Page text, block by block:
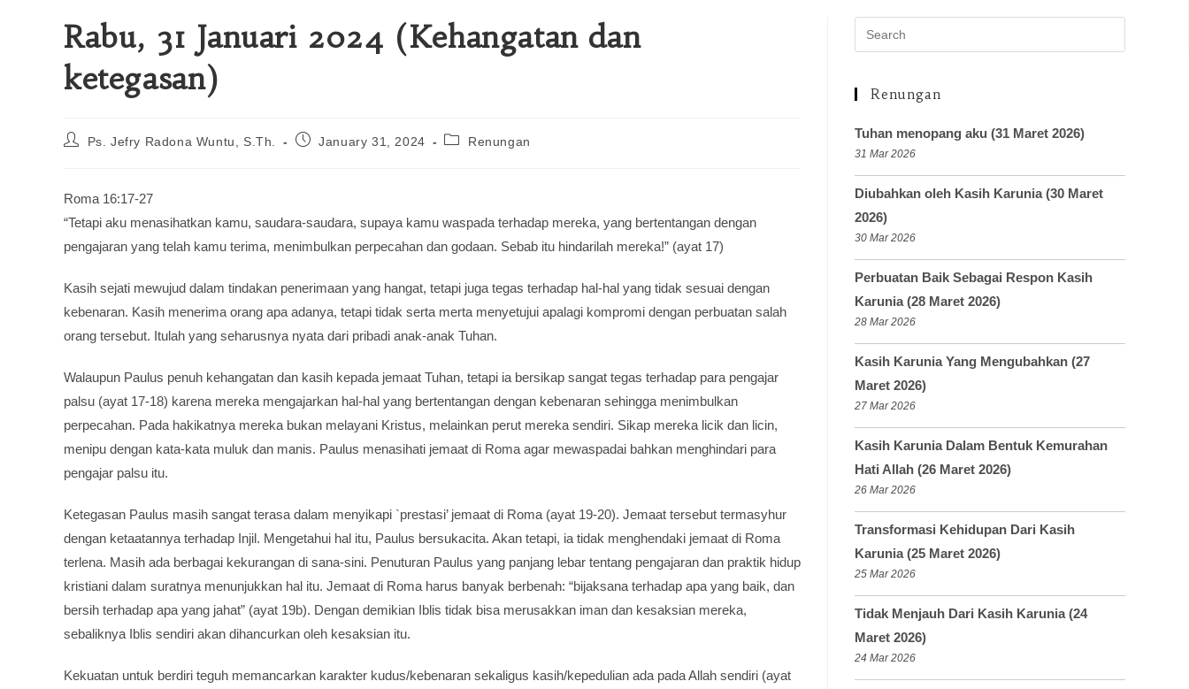
Rabu, 31 Januari 2024 (Kehangatan dan
ketegasan)
Ps. Jefry Radona Wuntu, S.Th. January 31, 2024 Renungan
Roma 16:17-27
“Tetapi aku menasihatkan kamu, saudara-saudara, supaya kamu waspada terhadap mereka, yang bertentangan dengan
pengajaran yang telah kamu terima, menimbulkan perpecahan dan godaan. Sebab itu hindarilah mereka!” (ayat 17)
Kasih sejati mewujud dalam tindakan penerimaan yang hangat, tetapi juga tegas terhadap hal-hal yang tidak sesuai dengan
kebenaran. Kasih menerima orang apa adanya, tetapi tidak serta merta menyetujui apalagi kompromi dengan perbuatan salah
orang tersebut. Itulah yang seharusnya nyata dari pribadi anak-anak Tuhan.
Walaupun Paulus penuh kehangatan dan kasih kepada jemaat Tuhan, tetapi ia bersikap sangat tegas terhadap para pengajar
palsu (ayat 17-18) karena mereka mengajarkan hal-hal yang bertentangan dengan kebenaran sehingga menimbulkan
perpecahan. Pada hakikatnya mereka bukan melayani Kristus, melainkan perut mereka sendiri. Sikap mereka licik dan licin,
menipu dengan kata-kata muluk dan manis. Paulus menasihati jemaat di Roma agar mewaspadai bahkan menghindari para
pengajar palsu itu.
Ketegasan Paulus masih sangat terasa dalam menyikapi `prestasi’ jemaat di Roma (ayat 19-20). Jemaat tersebut termasyhur
dengan ketaatannya terhadap Injil. Mengetahui hal itu, Paulus bersukacita. Akan tetapi, ia tidak menghendaki jemaat di Roma
terlena. Masih ada berbagai kekurangan di sana-sini. Penuturan Paulus yang panjang lebar tentang pengajaran dan praktik hidup
kristiani dalam suratnya menunjukkan hal itu. Jemaat di Roma harus banyak berbenah: “bijaksana terhadap apa yang baik, dan
bersih terhadap apa yang jahat” (ayat 19b). Dengan demikian Iblis tidak bisa merusakkan iman dan kesaksian mereka,
sebaliknya Iblis sendiri akan dihancurkan oleh kesaksian itu.
Kekuatan untuk berdiri teguh memancarkan karakter kudus/kebenaran sekaligus kasih/kepedulian ada pada Allah sendiri (ayat
Renungan
Tuhan menopang aku (31 Maret 2026)
31 Mar 2026
Diubahkan oleh Kasih Karunia (30 Maret
2026)
30 Mar 2026
Perbuatan Baik Sebagai Respon Kasih
Karunia (28 Maret 2026)
28 Mar 2026
Kasih Karunia Yang Mengubahkan (27
Maret 2026)
27 Mar 2026
Kasih Karunia Dalam Bentuk Kemurahan
Hati Allah (26 Maret 2026)
26 Mar 2026
Transformasi Kehidupan Dari Kasih
Karunia (25 Maret 2026)
25 Mar 2026
Tidak Menjauh Dari Kasih Karunia (24
Maret 2026)
24 Mar 2026